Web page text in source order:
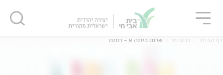
דף הבית כתבות שלום כיתה א - רותם
סגור